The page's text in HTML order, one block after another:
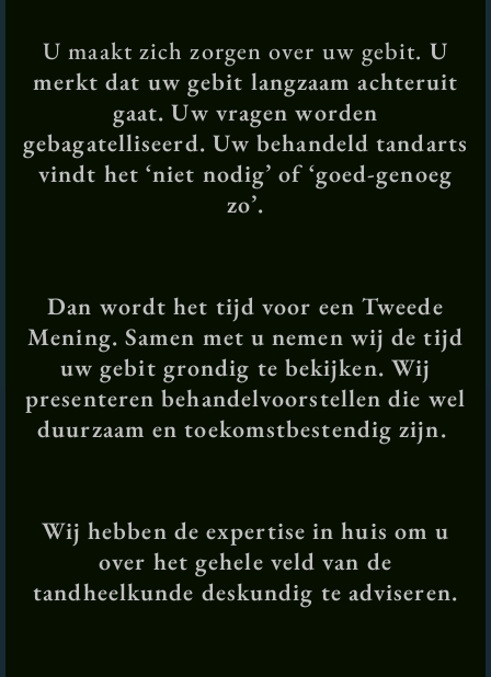
U maakt zich zorgen over uw gebit. U
merkt dat uw gebit langzaam achteruit
gaat. Uw vragen worden
gebagatelliseerd. Uw behandeld tandarts
vindt het ‘niet nodig’ of ‘goed-genoeg
zo’.
Dan wordt het tijd voor een Tweede
Mening. Samen met u nemen wij de tijd
uw gebit grondig te bekijken. Wij
presenteren behandelvoorstellen die wel
duurzaam en toekomstbestendig zijn.
Wij hebben de expertise in huis om u
over het gehele veld van de
tandheelkunde deskundig te adviseren.